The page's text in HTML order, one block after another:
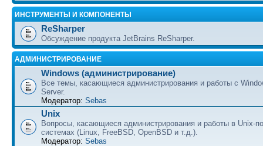
ИНСТРУМЕНТЫ И КОМПОНЕНТЫ
ReSharper
Обсуждение продукта JetBrains ReSharper.
АДМИНИСТРИРОВАНИЕ
Windows (администрирование)
Все темы, касающиеся администрирования и работы с
Server.
Модератор: Sebas
Unix
Вопросы, касающиеся администрирования и работы в Unix-
системах (Linux, FreeBSD, OpenBSD и т.д.).
Модератор: Sebas